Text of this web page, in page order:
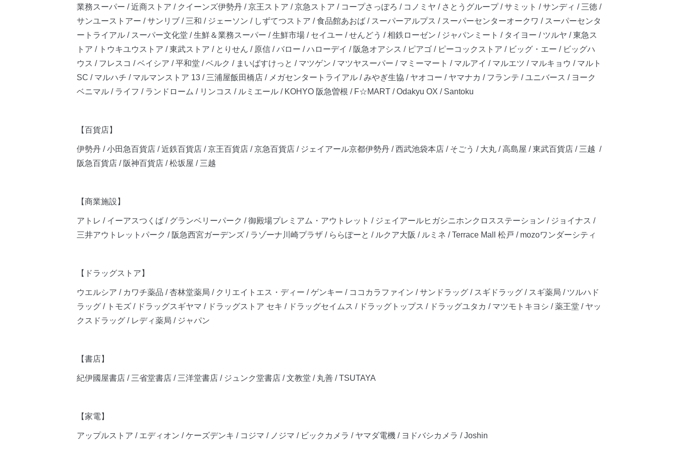
業務スーパー / 近商ストア / クイーンズ伊勢丹 / 京王ストア / 京急ストア / コープさっぽろ / コノミヤ / さとうグループ / サミット / サンディ / 三徳 /
サンユーストアー / サンリブ / 三和 / ジェーソン / しずてつストア / 食品館あおば / スーパーアルプス / スーパーセンターオークワ / スーパーセンタ
ートライアル / スーパー文化堂 / 生鮮＆業務スーパー / 生鮮市場 / セイユー / せんどう / 相鉄ローゼン / ジャパンミート / タイヨー / ツルヤ / 東急ス
トア / トウキユウストア / 東武ストア / とりせん / 原信 / バロー / ハローデイ / 阪急オアシス / ピアゴ / ピーコックストア / ビッグ・エー / ビッグハ
ウス / フレスコ / ベイシア / 平和堂 / ベルク / まいばすけっと / マツゲン / マツヤスーパー / マミーマート / マルアイ / マルエツ / マルキョウ / マルト
SC / マルハチ / マルマンストア 13 / 三浦屋飯田橋店 / メガセンタートライアル / みやぎ生協 / ヤオコー / ヤマナカ / フランテ / ユニバース / ヨーク
ベニマル / ライフ / ランドローム / リンコス / ルミエール / KOHYO 阪急曽根 / F☆MART / Odakyu OX / Santoku
【百貨店】
伊勢丹 / 小田急百貨店 / 近鉄百貨店 / 京王百貨店 / 京急百貨店 / ジェイアール京都伊勢丹 / 西武池袋本店 / そごう / 大丸 / 高島屋 / 東武百貨店 / 三越 /
阪急百貨店 / 阪神百貨店 / 松坂屋 / 三越
【商業施設】
アトレ / イーアスつくば / グランベリーパーク / 御殿場プレミアム・アウトレット / ジェイアールヒガシニホンクロスステーション / ジョイナス /
三井アウトレットパーク / 阪急西宮ガーデンズ / ラゾーナ川崎プラザ / ららぽーと / ルクア大阪 / ルミネ / Terrace Mall 松戸 / mozoワンダーシティ
【ドラッグストア】
ウエルシア / カワチ薬品 / 杏林堂薬局 / クリエイトエス・ディー / ゲンキー / ココカラファイン / サンドラッグ / スギドラッグ / スギ薬局 / ツルハド
ラッグ / トモズ / ドラッグスギヤマ / ドラッグストア セキ / ドラッグセイムス / ドラッグトップス / ドラッグユタカ / マツモトキヨシ / 薬王堂 / ヤッ
クスドラッグ / レディ薬局 / ジャパン
【書店】
紀伊國屋書店 / 三省堂書店 / 三洋堂書店 / ジュンク堂書店 / 文教堂 / 丸善 / TSUTAYA
【家電】
アップルストア / エディオン / ケーズデンキ / コジマ / ノジマ / ビックカメラ / ヤマダ電機 / ヨドバシカメラ / Joshin